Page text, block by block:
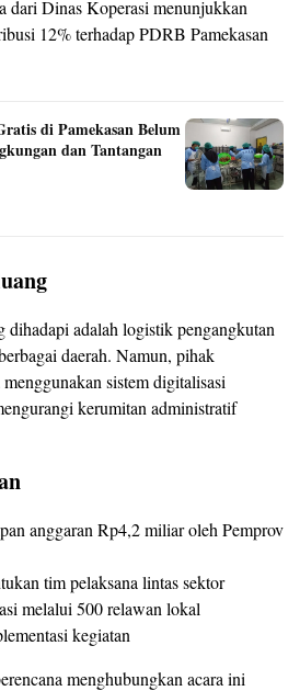
Dinas Koperasi menunjukkan
12% terhadap PDRB Pamekasan
di Pamekasan Belum
dan Tantangan
dihadapi adalah logistik pengangkutan
daerah. Namun, pihak
sistem digitalisasi
kerumitan administratif
anggaran Rp4,2 miliar oleh Pemprov
tim pelaksana lintas sektor
melalui 500 relawan lokal
kegiatan
menghubungkan acara ini